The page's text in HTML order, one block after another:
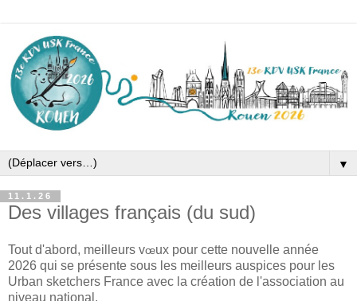
▼
11.1.26
Des villages français (du sud)
Tout d'abord, meilleurs vœux pour cette nouvelle année
2026 qui se présente sous les meilleurs auspices pour les
Urban sketchers France avec la création de l'association au
niveau national.